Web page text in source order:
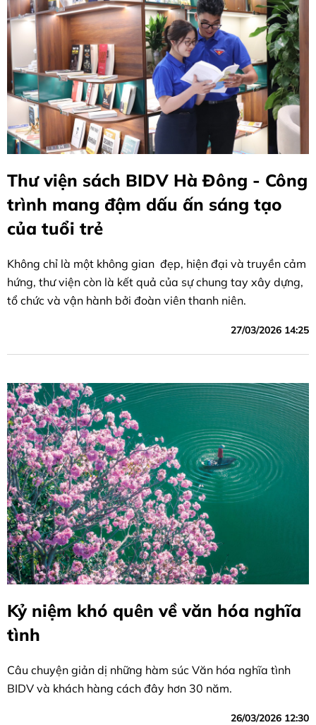
Thư viện sách BIDV Hà Đông - Công
trình mang đậm dấu ấn sáng tạo
của tuổi trẻ
Không chỉ là một không gian đẹp, hiện đại và truyền cảm
hứng, thư viện còn là kết quả của sự chung tay xây dựng,
tổ chức và vận hành bởi đoàn viên thanh niên.
27/03/2026 14:25
Kỷ niệm khó quên về văn hóa nghĩa
tình
Câu chuyện giản dị những hàm súc Văn hóa nghĩa tình
BIDV và khách hàng cách đây hơn 30 năm.
26/03/2026 12:30